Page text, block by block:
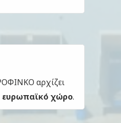
αρχίζει
ευρωπαϊκό χώρο.